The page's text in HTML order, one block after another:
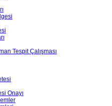
Tespit Çalışması
Onayı